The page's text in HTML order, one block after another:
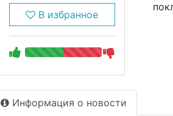
В избранное
Информация о новости